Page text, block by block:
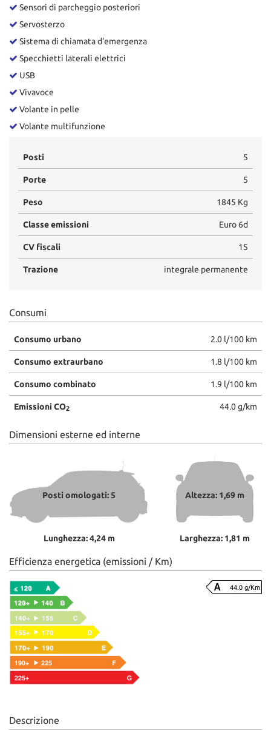
Sensori di parcheggio posteriori
Servosterzo
Sistema di chiamata d'emergenza
Specchietti laterali elettrici
USB
Vivavoce
Volante in pelle
Volante multifunzione
Posti 5
Porte 5
Peso 1845 Kg
Classe emissioni Euro 6d
CV fiscali 15
Trazione integrale permanente
Consumi
Consumo urbano 2.0 l/100 km
Consumo extraurbano 1.8 l/100 km
Consumo combinato 1.9 l/100 km
Emissioni CO2 44.0 g/km
Dimensioni esterne ed interne
Posti omologati: 5
Lunghezza: 4,24 m
Altezza: 1,69 m
Larghezza: 1,81 m
Efficienza energetica (emissioni / Km)
44.0 g/Km
Descrizione